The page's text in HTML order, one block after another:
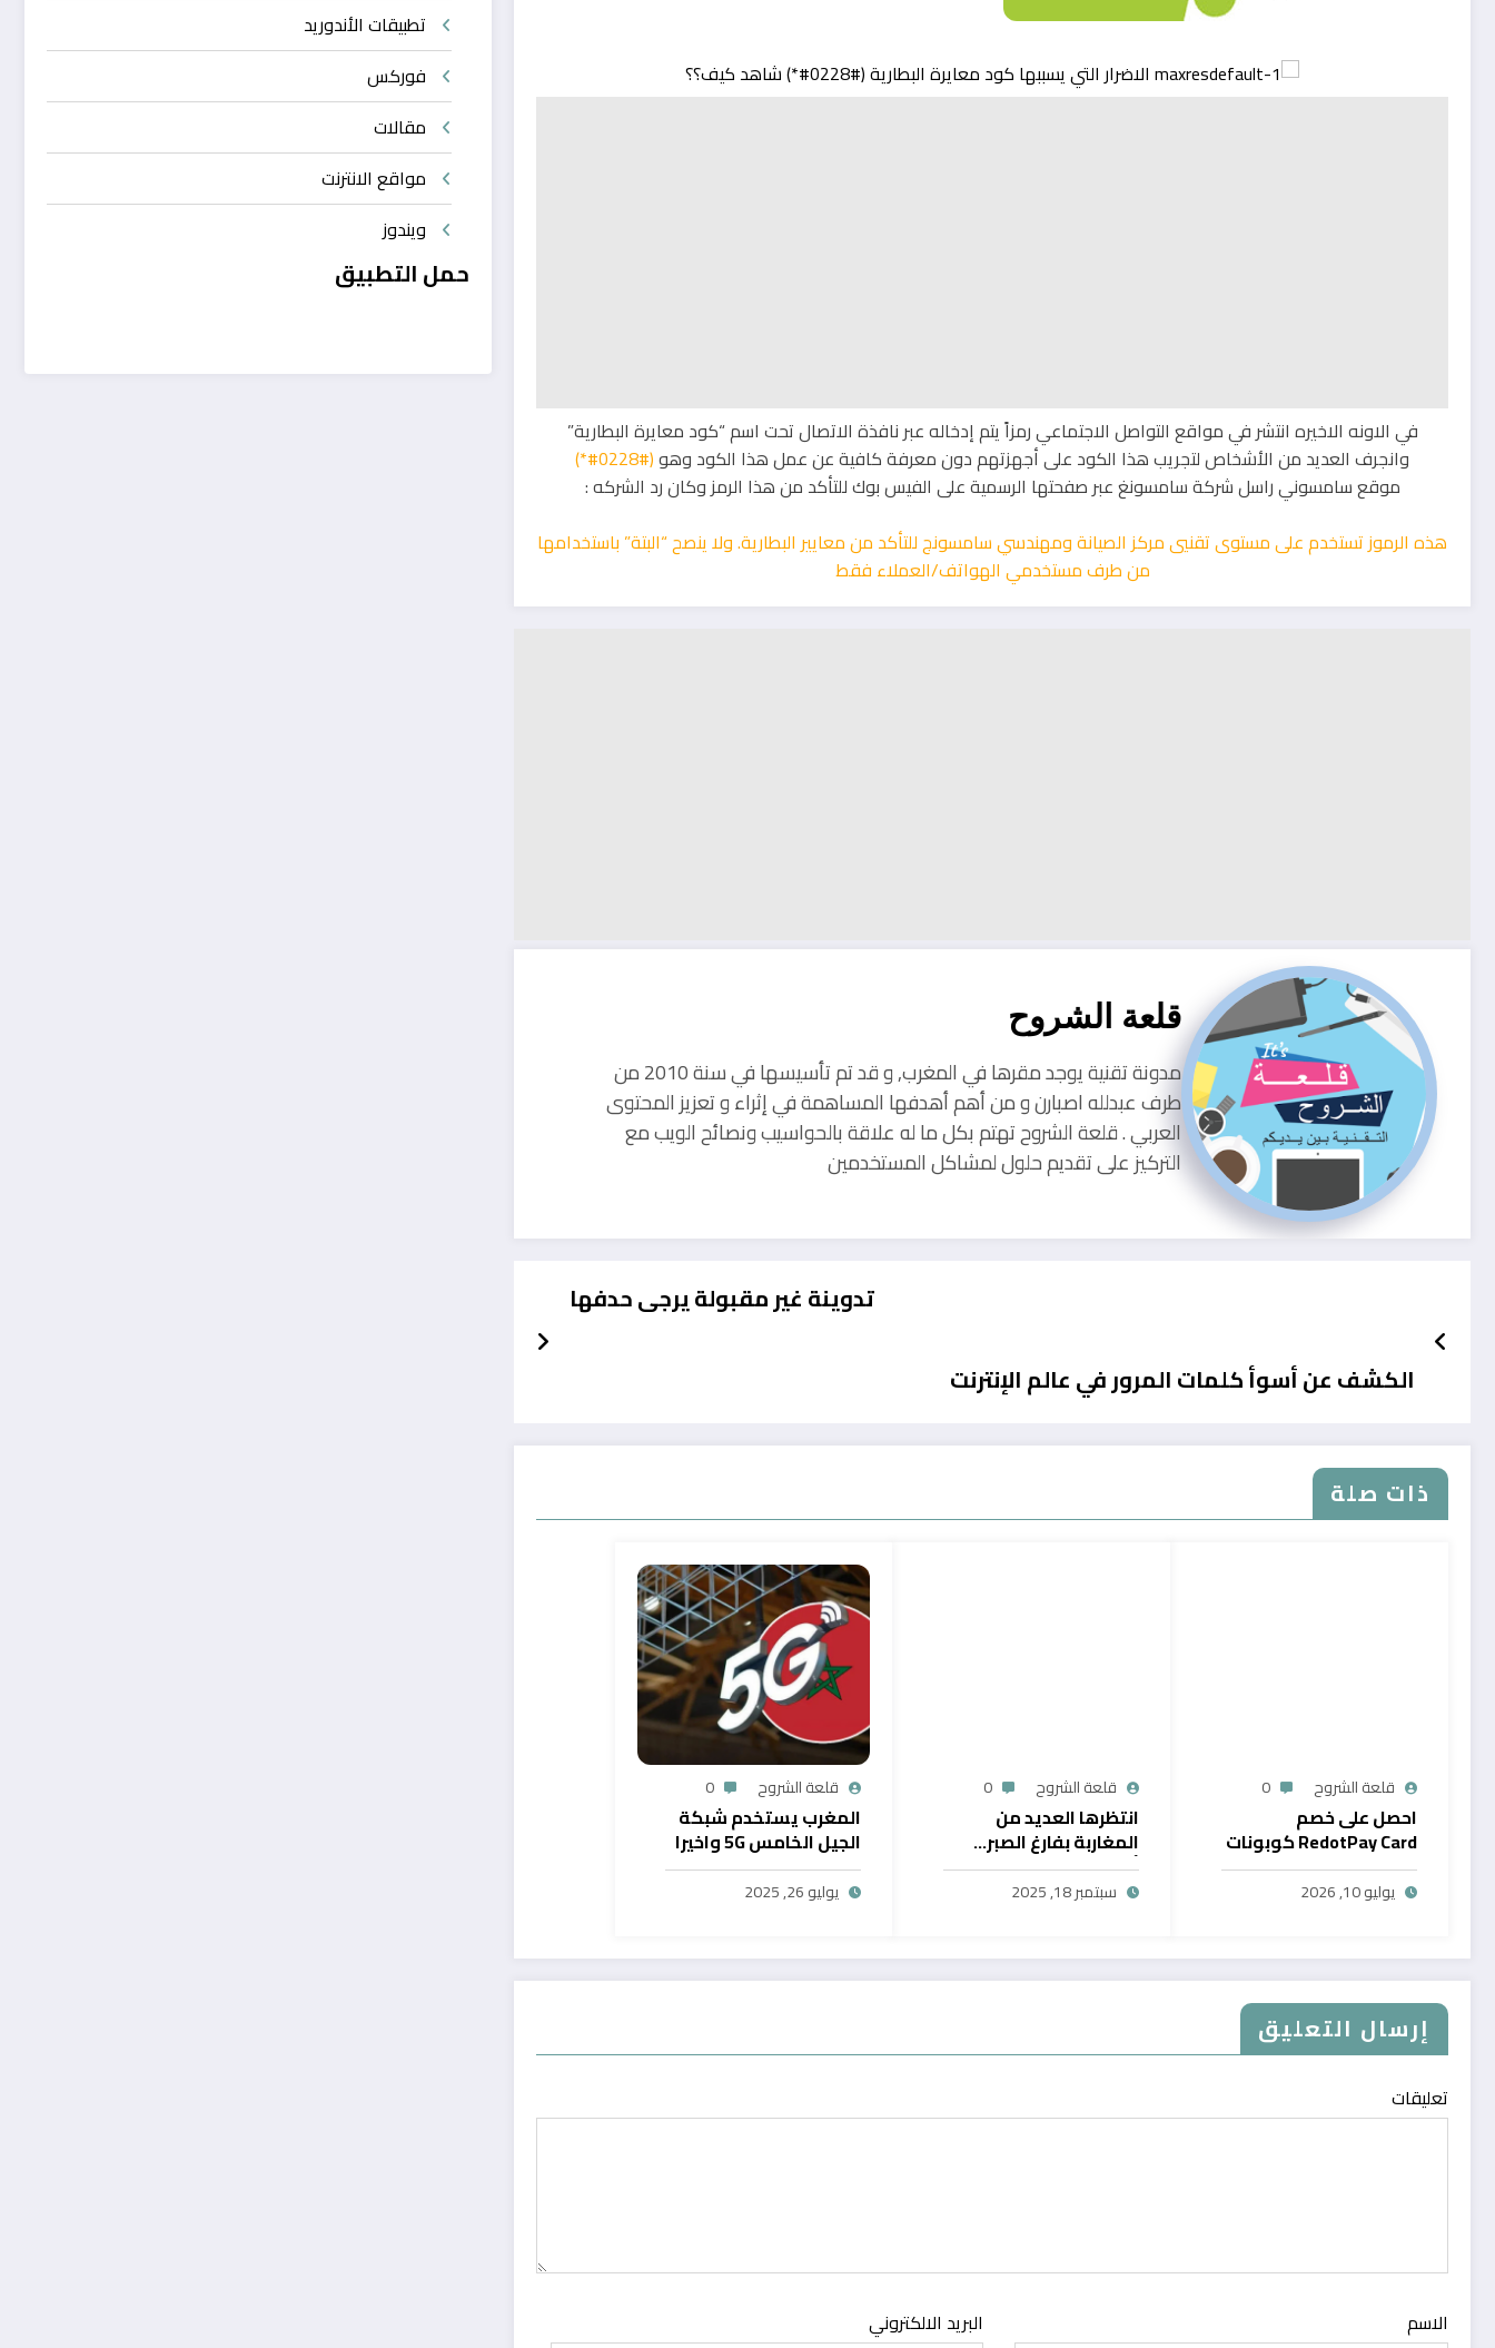
في الاونه الاخيره انتشر في مواقع التواصل الاجتماعي رمزاً يتم إدخاله عبر نافذة الاتصال تحت اسم “كود معايرة البطارية”
وانجرف العديد من الأشخاص لتجريب هذا الكود على أجهزتهم دون معرفة كافية عن عمل هذا الكود وهو(#0228#*)
موقع سامسوني راسل شركة سامسونغ عبر صفحتها الرسمية على الفيس بوك للتأكد من هذا الرمز وكان رد الشركه :
هذه الرموز تستخدم على مستوى تقنيي مركز الصيانة ومهندسي سامسونج للتأكد من معايير البطارية. ولا ينصح “البتة” باستخدامها
من طرف مستخدمي الهواتف/العملاء فقط
قلعة الشروح
مدونة تقنية يوجد مقرها في المغرب, و قد تم تأسيسها في سنة 2010 من
طرف عبدلله اصبارن و من أهم أهدفها المساهمة في إثراء و تعزيز المحتوى
العربي . قلعة الشروح تهتم بكل ما له علاقة بالحواسيب ونصائح الويب مع
التركيز على تقديم حلول لمشاكل المستخدمين
تدوينة غير مقبولة يرجى حدفها
الكشف عن أسوأ كلمات المرور في عالم الإنترنت
ذات صلة
قلعة الشروح 0
احصل على خصم
RedotPay Card كوبونات
حصرية
يوليو 10, 2026
قلعة الشروح 0
انتظرها العديد من
المغاربة بفارغ الصبر…
أول خدمة رقمية تتيح
سحب الرصيد من بايبال
سبتمبر 18, 2025
قلعة الشروح 0
المغرب يستخدم شبكة
الجيل الخامس 5G واخيرا
يوليو 26, 2025
إرسال التعليق
تعليقات
الاسم البريد الالكتروني
تطبيقات الأندوريد
فوركس
مقالات
مواقع الانترنت
ويندوز
حمل التطبيق